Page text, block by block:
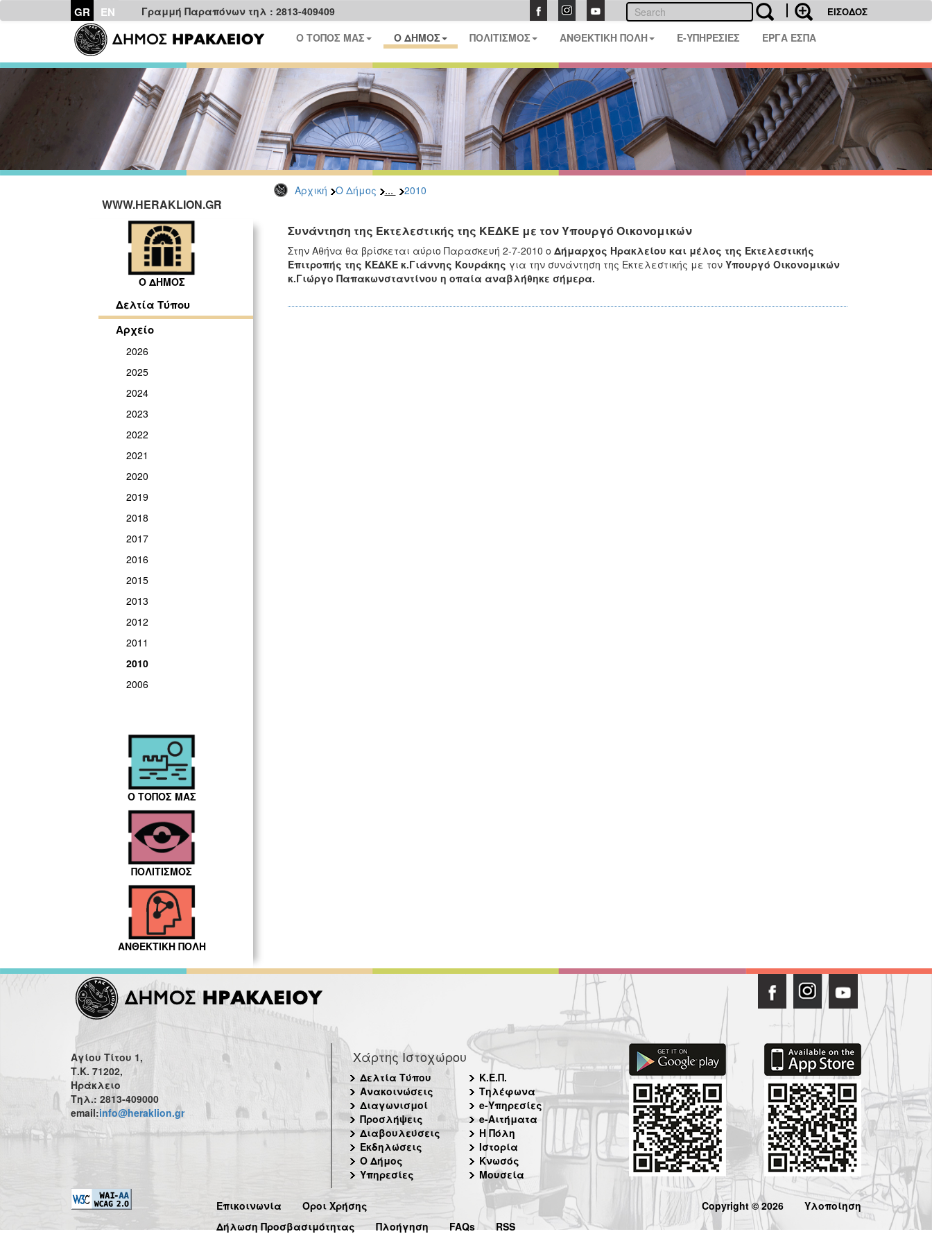
GR EN Γραμμή Παραπόνων τηλ : 2813-409409 ΕΙΣΟΔΟΣ
Ο ΤΟΠΟΣ ΜΑΣ Ο ΔΗΜΟΣ ΠΟΛΙΤΙΣΜΟΣ ΑΝΘΕΚΤΙΚΗ ΠΟΛΗ E-ΥΠΗΡΕΣΙΕΣ ΕΡΓΑ ΕΣΠΑ
Αρχική Ο Δήμος ... 2010
WWW.HERAKLION.GR
Ο ΔΗΜΟΣ
Δελτία Τύπου
Αρχείο
2026
2025
2024
2023
2022
2021
2020
2019
2018
2017
2016
2015
2013
2012
2011
2010
2006
Ο ΤΟΠΟΣ ΜΑΣ
ΠΟΛΙΤΙΣΜΟΣ
ΑΝΘΕΚΤΙΚΗ ΠΟΛΗ
Συνάντηση της Εκτελεστικής της ΚΕΔΚΕ με τον Υπουργό Οικονομικών
Στην Αθήνα θα βρίσκεται αύριο Παρασκευή 2-7-2010 ο Δήμαρχος Ηρακλείου και μέλος της Εκτελεστικής
Επιτροπής της ΚΕΔΚΕ κ.Γιάννης Κουράκης για την συνάντηση της Εκτελεστικής με τον Υπουργό Οικονομικών
κ.Γιώργο Παπακωνσταντίνου η οπαία αναβλήθηκε σήμερα.
Αγίου Τίτου 1,
Τ.Κ. 71202,
Ηράκλειο
Τηλ.: 2813-409000
email:info@heraklion.gr
Χάρτης Ιστοχώρου
Δελτία Τύπου
Ανακοινώσεις
Διαγωνισμοί
Προσλήψεις
Διαβουλεύσεις
Εκδηλώσεις
Ο Δήμος
Υπηρεσίες
Κ.Ε.Π.
Τηλέφωνα
e-Υπηρεσίες
e-Αιτήματα
Η Πόλη
Ιστορία
Κνωσός
Μουσεία
Επικοινωνία
Όροι Χρήσης
Δήλωση Προσβασιμότητας
Πλοήγηση FAQs RSS
Copyright © 2026 Υλοποίηση